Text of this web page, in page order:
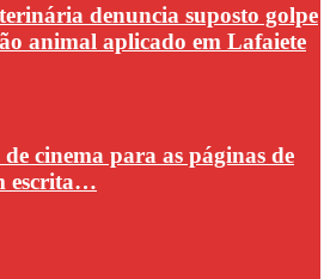
denuncia suposto golpe
animal aplicado em Lafaiete
cinema para as páginas de
escrita…